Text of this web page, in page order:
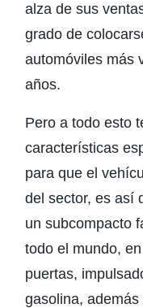
alza de sus
grado de
automóviles más
años.
Pero a todo esto
características
para que el
del sector, es así
un subcompacto
todo el mundo,
puertas,
gasolina,